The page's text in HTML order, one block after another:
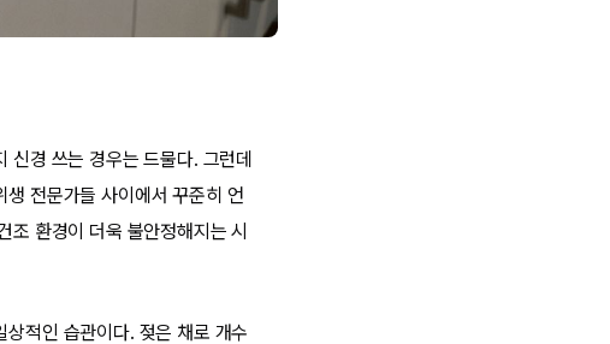
신경 쓰는 경우는 드물다. 그런데
전문가들 사이에서 꾸준히 언
환경이 더욱 불안정해지는 시
적인 습관이다. 젖은 채로 개수